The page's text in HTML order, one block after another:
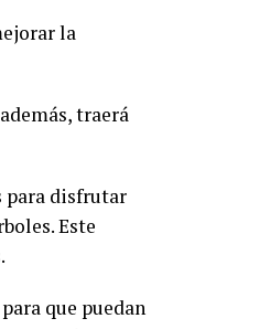
la
traerá
para disfrutar
Este
para que puedan